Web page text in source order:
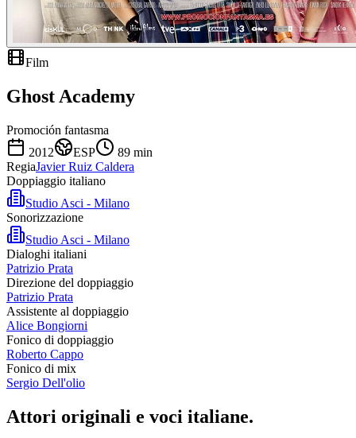
Film
Ghost Academy
Promoción fantasma
2012
ESP 89 min
RegiaJavier Ruiz Caldera
Doppiaggio italiano
Studio Asci - Milano
Sonorizzazione
Studio Asci - Milano
Dialoghi italiani
Patrizio Prata
Direzione del doppiaggio
Patrizio Prata
Assistente al doppiaggio
Alice Bongiorni
Fonico di doppiaggio
Roberto Cappo
Fonico di mix
Sergio Dell'olio
Attori originali e voci italiane.